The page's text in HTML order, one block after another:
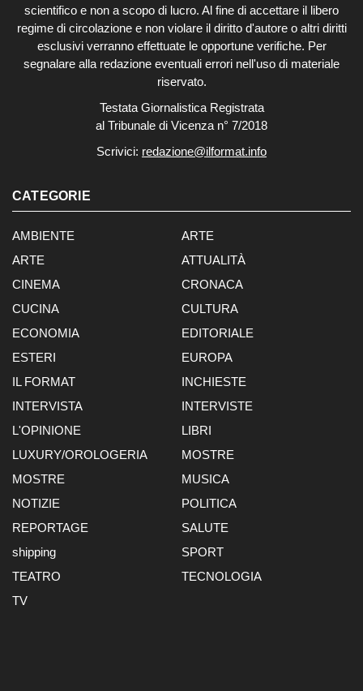
scientifico e non a scopo di lucro. Al fine di accettare il libero
regime di circolazione e non violare il diritto d'autore o altri diritti
esclusivi verranno effettuate le opportune verifiche. Per
segnalare alla redazione eventuali errori nell'uso di materiale
riservato.
Testata Giornalistica Registrata
al Tribunale di Vicenza n° 7/2018
Scrivici: redazione@ilformat.info
CATEGORIE
AMBIENTE
ARTE
ARTE
ATTUALITÀ
CINEMA
CRONACA
CUCINA
CULTURA
ECONOMIA
EDITORIALE
ESTERI
EUROPA
IL FORMAT
INCHIESTE
INTERVISTA
INTERVISTE
L'OPINIONE
LIBRI
LUXURY/OROLOGERIA
MOSTRE
MOSTRE
MUSICA
NOTIZIE
POLITICA
REPORTAGE
SALUTE
shipping
SPORT
TEATRO
TECNOLOGIA
TV